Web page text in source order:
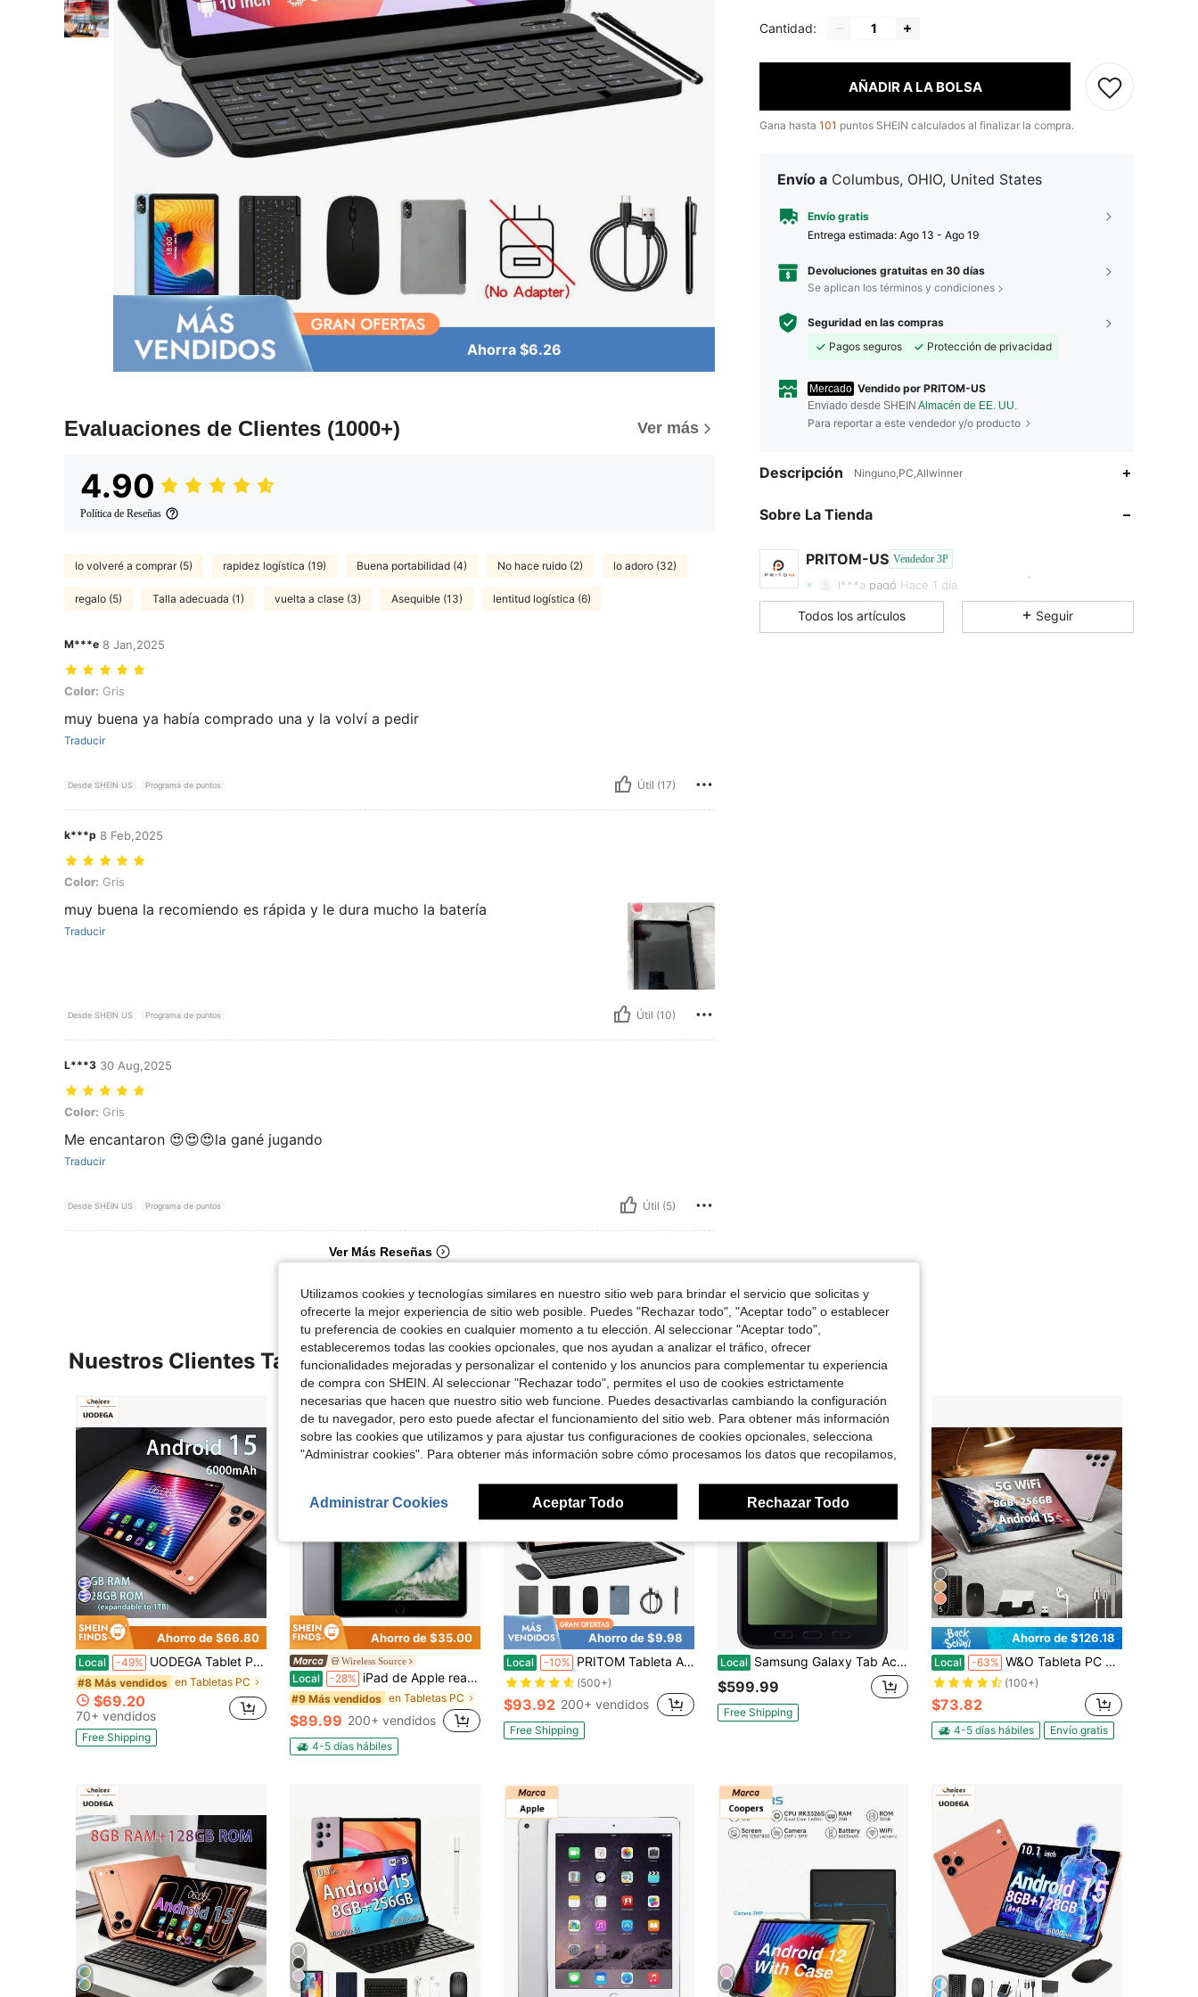
Ahorra $6.26
Evaluaciones de Clientes (1000+) Ver más
4.90
Política de Reseñas
lo volveré a comprar (5) rapidez logística (19) Buena portabilidad (4) No hace ruido (2) lo adoro (32)
regalo (5) Talla adecuada (1) vuelta a clase (3) Asequible (13) lentitud logística (6)
M***e 8 Jan,2025
Color: Gris
Color: Gris
muy buena ya había comprado una y la volví a pedir
Traducir
Desde SHEIN US Programa de puntos Útil (17)
k***p 8 Feb,2025
Color: Gris
Color: Gris
muy buena la recomiendo es rápida y le dura mucho la batería
Traducir
Desde SHEIN US Programa de puntos Útil (10)
L***3 30 Aug,2025
Color: Gris
Color: Gris
Me encantaron 😍😍😍la gané jugando
Traducir
Desde SHEIN US Programa de puntos Útil (5)
Ver Más Reseñas
Cantidad:
AÑADIR A LA BOLSA
Gana hasta 101 puntos SHEIN calculados al finalizar la compra.
Envío a Columbus, OHIO, United States
Envío gratis
Entrega estimada: Ago 13 - Ago 19
Devoluciones gratuitas en 30 días
Se aplican los términos y condiciones
Seguridad en las compras
Pagos seguros
Protección de privacidad
Mercado Vendido por PRITOM-US
Enviado desde SHEIN Almacén de EE. UU.
Para reportar a este vendedor y/o producto
Descripción Ninguno,PC,Allwinner
Sobre La Tienda
PRITOM-US Vendedor 3P
4.81
4.81
Calificación 14Artículos
l***a pagó Hace 1 día
4.81
Todos los artículos Seguir
Nuestros Clientes También Vieron
Ahorro de $66.80
Local -49% UODEGA Tablet PC de 10.1 pulgadas (modelo 2026), sistema operativo Android 140, tableta 2 en 1 con teclado, ratón, funda protectora, lápiz óptico, 128 GB de ROM + 8 GB de RAM, admite expansión de 1 TB, cámara de 5 MP + 16 MP, batería de 6000 mAh, pantalla IPS HD de 1280*800, tableta, Wi-Fi 6, tablet, pad
#8 Más vendidos en Tabletas PC
$69.20
70+ vendidos
Free Shipping
Ahorro de $35.00
Wireless Source
Local -28% iPad de Apple reacondicionado de 5ta generación A1822 (WiFi) 32GB Gris Espacial (Grado A+)
#9 Más vendidos en Tabletas PC
$89.99 200+ vendidos
4-5 días hábiles
Ahorro de $9.98
Local -10% PRITOM Tableta Android 14 2024 (A523 de 8 núcleos a 1,8 GHz/8 GB (4+4 ampliables) de RAM/128 GB de ROM/pantalla IPS de 10,1 pulgadas 1280*800/5G WIFI 802.11ac/BT 5.0/8000 mAh/Tipo-C/cámara 2MP+8MP/con funda de piel, teclado, ratón y lápiz óptico gratis (sin adaptador)
(500+)
$93.92 200+ vendidos
Free Shipping
Local Samsung Galaxy Tab Active5 TAB ACTIVE5 ENTERPRISE 5G 128GB 20.3 Cm (8") 6 GB Wi-Fi 6 (802.11ax) Verde
$599.99
Free Shipping
5
Ahorro de $126.18
Local -63% W&O Tableta PC de 10.1 pulgadas, sistema operativo Android 15, tableta 2 en 1 con teclado, mouse, estuche protector, lápiz óptico, 256 GB de ROM + 8 GB de RAM, admite expansión de tarjeta de memoria de 1 TB, cámara de 5 + 16 MP, procesador de ocho núcleos, batería de 8000 mAh, pantalla IPS HD de 1280 x 800, tableta, Wi-Fi 6, tableta, tableta, Pad, regalo de San Valentín
(100+)
$73.82
4-5 días hábiles Envío gratis
5
Utilizamos cookies y tecnologías similares en nuestro sitio web para brindar el servicio que solicitas y
ofrecerte la mejor experiencia de sitio web posible. Puedes "Rechazar todo", "Aceptar todo" o establecer
tu preferencia de cookies en cualquier momento a tu elección. Al seleccionar "Aceptar todo",
estableceremos todas las cookies opcionales, que nos ayudan a analizar el tráfico, ofrecer
funcionalidades mejoradas y personalizar el contenido y los anuncios para complementar tu experiencia
de compra con SHEIN. Al seleccionar "Rechazar todo", permites el uso de cookies estrictamente
necesarias que hacen que nuestro sitio web funcione. Puedes desactivarlas cambiando la configuración
de tu navegador, pero esto puede afectar el funcionamiento del sitio web. Para obtener más información
sobre las cookies que utilizamos y para ajustar tus configuraciones de cookies opcionales, selecciona
"Administrar cookies". Para obtener más información sobre cómo procesamos los datos que recopilamos,
Administrar Cookies Aceptar Todo Rechazar Todo